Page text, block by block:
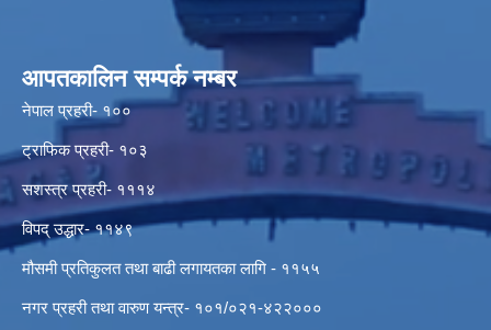
आपतकालिन सम्पर्क नम्बर
नेपाल प्रहरी- १००
ट्राफिक प्रहरी- १०३
सशस्त्र प्रहरी- १११४
विपद् उद्धार- ११४९
मौसमी प्रतिकुलत तथा बाढी लगायतका लागि - ११५५
नगर प्रहरी तथा वारुण यन्त्र- १०१/०२१-४२२०००